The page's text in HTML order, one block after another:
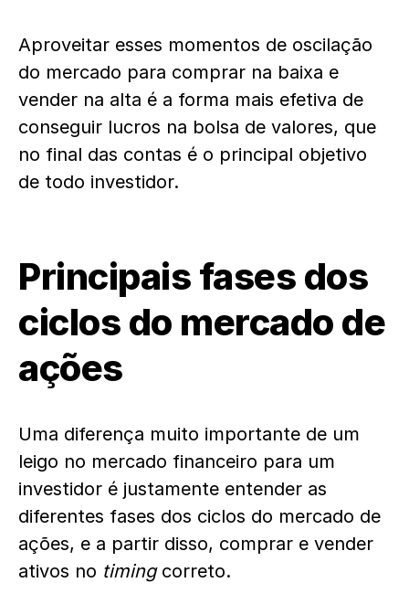
Aproveitar esses momentos de oscilação
do mercado para comprar na baixa e
vender na alta é a forma mais efetiva de
conseguir lucros na bolsa de valores, que
no final das contas é o principal objetivo
de todo investidor.
Principais fases dos
ciclos do mercado de
ações
Uma diferença muito importante de um
leigo no mercado financeiro para um
investidor é justamente entender as
diferentes fases dos ciclos do mercado de
ações, e a partir disso, comprar e vender
ativos no timing correto.